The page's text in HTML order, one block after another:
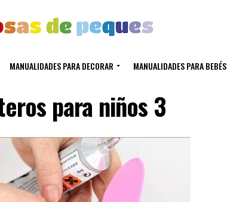
MANUALIDADES PARA DECORAR MANUALIDADES PARA BEBÉS
para niños 3